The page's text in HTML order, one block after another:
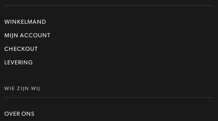
WINKELMAND
MIJN ACCOUNT
CHECKOUT
LEVERING
WIE ZIJN WIJ
OVER ONS